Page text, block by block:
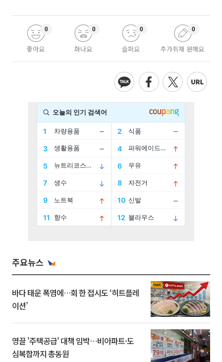
좋아요
0
화나요
0
슬퍼요
0
추가취재 원해요
0
주요뉴스
바다 태운 폭염에…회 한 접시도 ‘히트플레
이션’
영끌 '주택공급' 대책 임박⋯비아파트·도
심복합까지 총동원